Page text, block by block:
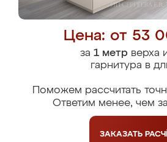
Цена: от 53
за 1 метрверха
гарнитура в
Поможем рассчитать
Ответим менее, чем
ЗАКАЗАТЬ